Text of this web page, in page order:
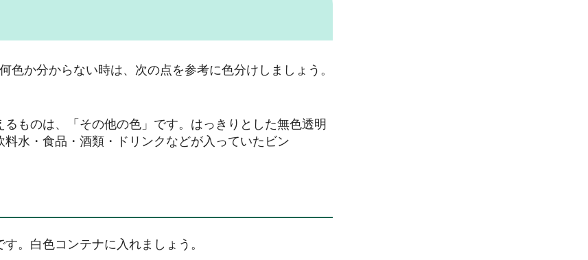
色か分からない時は、次の点を参考に色分けしましょう。
ものは、「その他の色」です。はっきりとした無色透明
水・食品・酒類・ドリンクなどが入っていたビン
。白色コンテナに入れましょう。